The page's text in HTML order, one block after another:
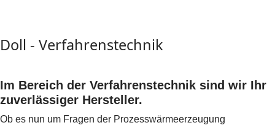
Doll - Verfahrenstechnik
Im Bereich der Verfahrenstechnik sind wir Ihr
zuverlässiger Hersteller.
Ob es nun um Fragen der Prozesswärmeerzeugung